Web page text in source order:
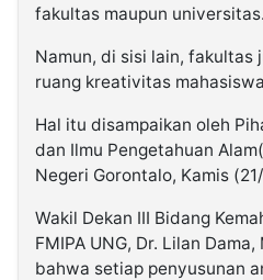
fakultas maupun universitas.
Namun, di sisi lain, fakultas
ruang kreativitas
Hal itu disampaikan oleh
dan Ilmu Pengetahuan
Negeri Gorontalo, Kamis
Wakil Dekan III Bidang
FMIPA UNG, Dr. Lilan
bahwa setiap penyusunan